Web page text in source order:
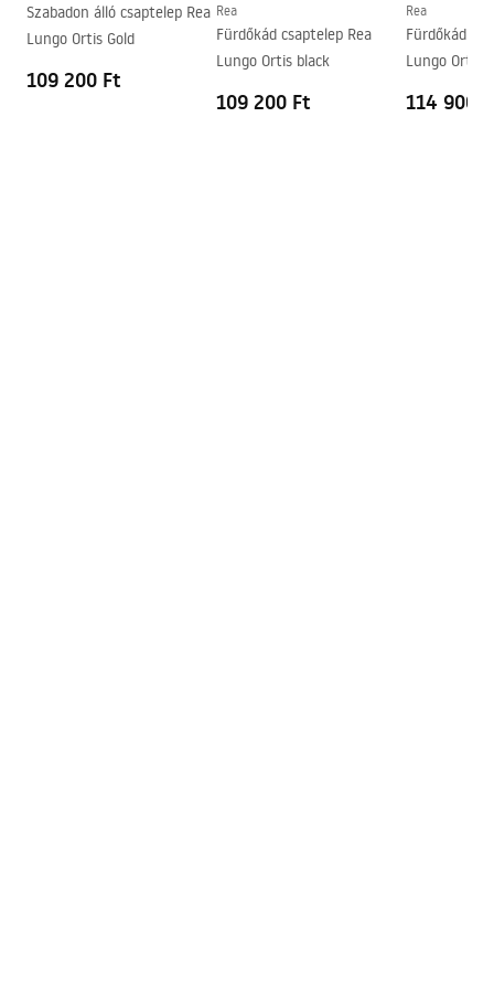
Garancia
Szabadon álló csaptelep Rea
Lungo Ortis Gold
109 200 Ft
Rea
Fürdőkád csaptelep Rea
Lungo Ortis black
109 200 Ft
Rea
Fürdőkád
Lungo
114 900